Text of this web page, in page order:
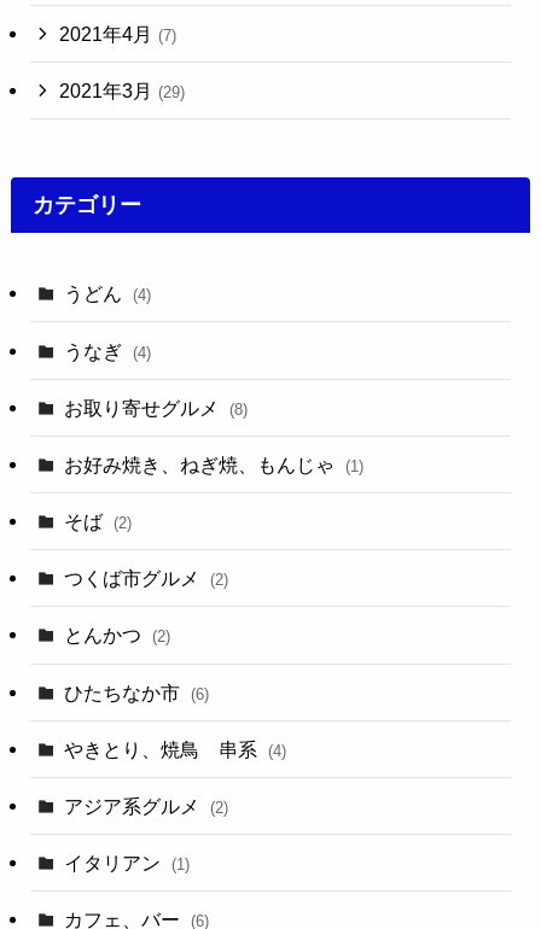
2021年4月 (7)
2021年3月 (29)
カテゴリー
うどん (4)
うなぎ (4)
お取り寄せグルメ (8)
お好み焼き、ねぎ焼、もんじゃ (1)
そば (2)
つくば市グルメ (2)
とんかつ (2)
ひたちなか市 (6)
やきとり、焼鳥 串系 (4)
アジア系グルメ (2)
イタリアン (1)
カフェ、バー (6)